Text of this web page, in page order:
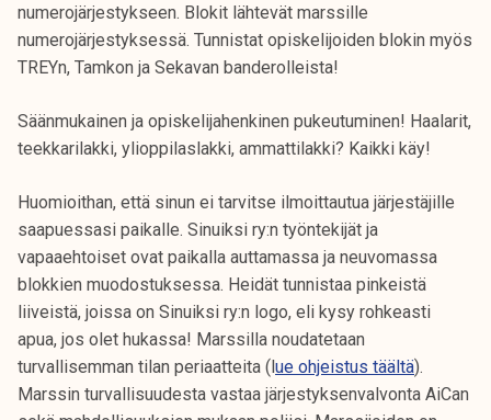
i
s
k
l
i
a
k
u
n
t
a
numerojärjestykseen. Blokit lähtevät marssille
numerojärjestyksessä. Tunnistat opiskelijoiden blokin myös
TREYn, Tamkon ja Sekavan banderolleista!
Säänmukainen ja opiskelijahenkinen pukeutuminen! Haalarit,
teekkarilakki, ylioppilaslakki, ammattilakki? Kaikki käy!
Huomioithan, että sinun ei tarvitse ilmoittautua järjestäjille
saapuessasi paikalle. Sinuiksi ry:n työntekijät ja
vapaaehtoiset ovat paikalla auttamassa ja neuvomassa
blokkien muodostuksessa. Heidät tunnistaa pinkeistä
liiveistä, joissa on Sinuiksi ry:n logo, eli kysy rohkeasti
apua, jos olet hukassa! Marssilla noudatetaan
turvallisemman tilan periaatteita (l ue ohjeistus täältä).
Marssin turvallisuudesta vastaa järjestyksenvalvonta AiCan